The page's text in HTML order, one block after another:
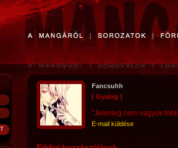
Fancsuhh
[ Gyalog ]
"Jelenleg nem vagyok
E-mail küldése